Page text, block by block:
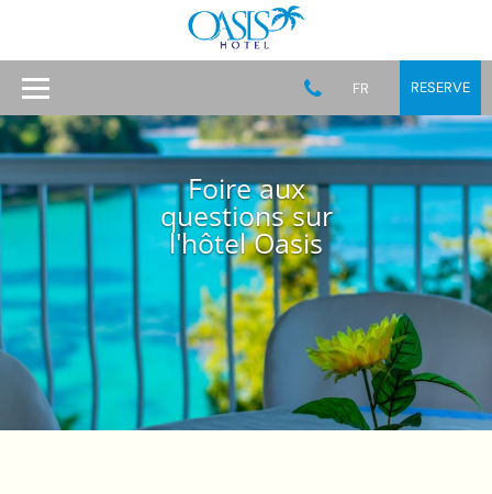
FR RESERVE
Foire aux
questions sur
l'hôtel Oasis